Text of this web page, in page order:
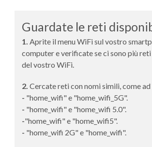
Guardate le reti
1. Aprite il menu WiFi sul vostro
computer e verificate se ci sono più
del vostro WiFi.
2. Cercate reti con nomi simili, come ad
- "home_wifi" e "home_wifi_5G".
- "home_wifi" e "home_wifi 5.0".
-"home_wifi" e "home_wifi5".
- "home_wifi 2G" e "home_wifi".